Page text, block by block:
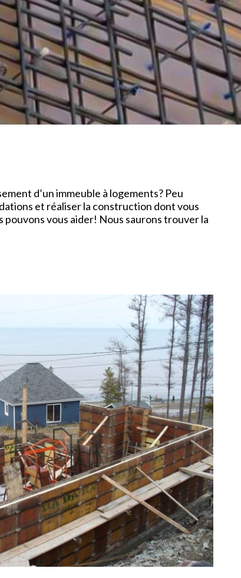
d’un immeuble à logements? Peu
et réaliser la construction dont vous
vous aider! Nous saurons trouver la